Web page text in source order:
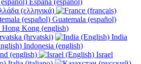
(ελληνικά)
Guatemala (español)
Hong Kong (english)
(hrvatski)
India
Indonesia (english)
(english)
Israel